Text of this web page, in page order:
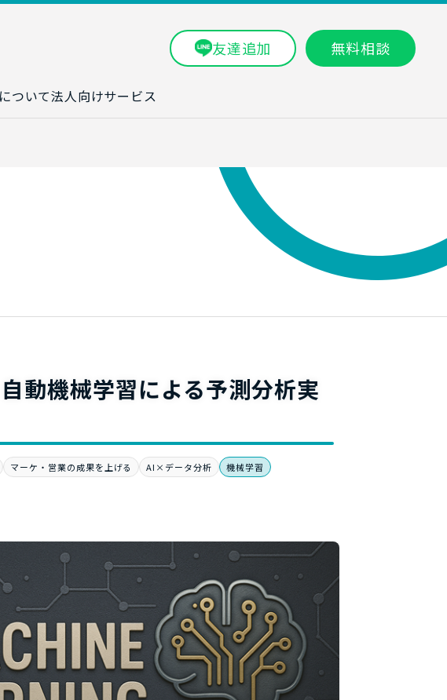
友達追加 無料相談
ついて法人向けサービス
動機械学習による予測分析実
マーケ・営業の成果を上げる AI×データ分析 機械学習